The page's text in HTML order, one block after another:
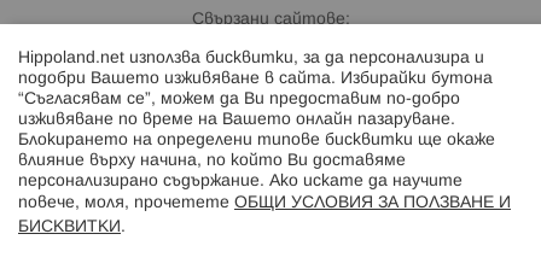
Свързани сайтове:
Hippoland.ro
Последвайте ни:
Hippoland.net използва бисквитки, за да персонализира и
подобри Вашето изживяване в сайта. Избирайки бутона
“Съгласявам се”, можем да Ви предоставим по-добро
изживяване по време на Вашето онлайн пазаруване.
Блокирането на определени типове бисквитки ще окаже
влияние върху начина, по който Ви доставяме
персонализирано съдържание. Ако искате да научите
повече, моля, прочетете ОБЩИ УСЛОВИЯ ЗА ПОЛЗВАНЕ И
БИСКВИТКИ .